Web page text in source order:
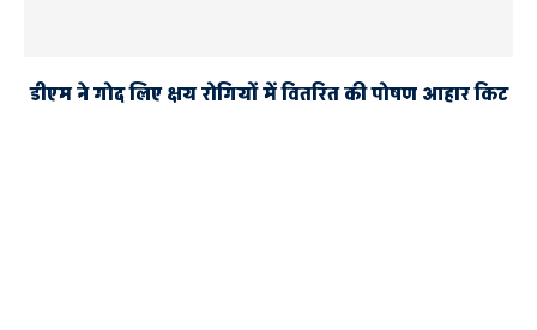
डीएम ने गोद लिए क्षय रोगियों में वितरित की पोषण आहार किट